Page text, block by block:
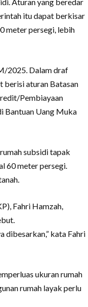
itu dapat berkisar
meter persegi, lebih
2025. Dalam draf
berisi aturan Batasan
Pembiayaan
Bantuan Uang Muka
subsidi tapak
60 meter persegi.
Fahri Hamzah,
dibesarkan,” kata Fahri
ukuran rumah
rumah layak perlu